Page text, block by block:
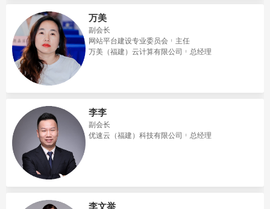
万美
副会长
网站平台建设专业委员会
主任
万美（福建）云计算有限公司
总经理
李李
副会长
优速云（福建）科技有限公司
总经理
李文举